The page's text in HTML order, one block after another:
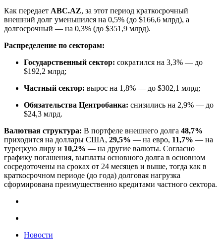
Как передает ABC.AZ, за этот период краткосрочный
внешний долг уменьшился на 0,5% (до $166,6 млрд), а
долгосрочный — на 0,3% (до $351,9 млрд).
Распределение по секторам:
Государственный сектор: сократился на 3,3% — до
$192,2 млрд;
Частный сектор: вырос на 1,8% — до $302,1 млрд;
Обязательства Центробанка: снизились на 2,9% — до
$24,3 млрд.
Валютная структура: В портфеле внешнего долга 48,7%
приходится на доллары США, 29,5% — на евро, 11,7% — на
турецкую лиру и 10,2% — на другие валюты. Согласно
графику погашения, выплаты основного долга в основном
сосредоточены на сроках от 24 месяцев и выше, тогда как в
краткосрочном периоде (до года) долговая нагрузка
сформирована преимущественно кредитами частного сектора.
Новости